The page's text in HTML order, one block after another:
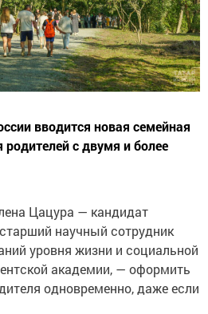
вводится новая семейная
с двумя и более
Цацура — кандидат
научный сотрудник
уровня жизни и социальной
академии, — оформить
одновременно, даже если